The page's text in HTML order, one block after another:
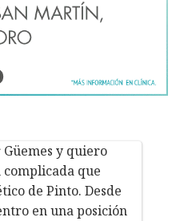
y quiero
que
de Pinto. Desde
en una posición